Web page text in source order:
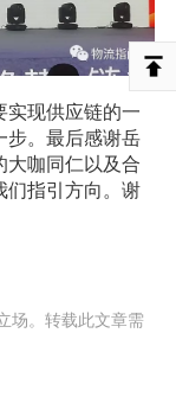
实现供应链的一
步。最后感谢岳
大咖同仁以及合
们指引方向。谢
场。转载此文章需